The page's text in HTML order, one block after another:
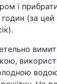
і
(за цей